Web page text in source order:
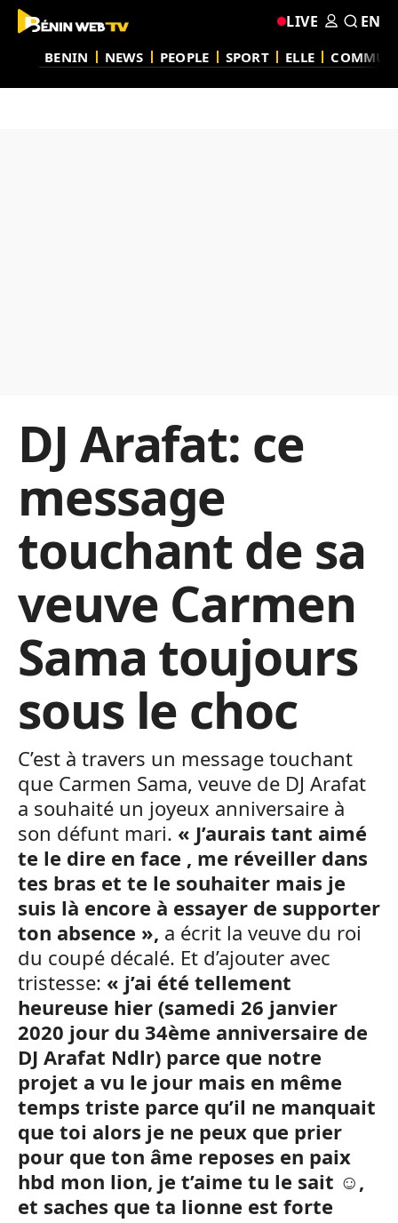
BENIN NEWS PEOPLE SPORT ELLE
LIVE EN
DJ Arafat: ce
message
touchant de sa
veuve Carmen
Sama toujours
sous le choc
C’est à travers un message touchant
que Carmen Sama, veuve de DJ Arafat
a souhaité un joyeux anniversaire à
son défunt mari. « J’aurais tant aimé
te le dire en face , me réveiller dans
tes bras et te le souhaiter mais je
suis là encore à essayer de supporter
ton absence », a écrit la veuve du roi
du coupé décalé. Et d’ajouter avec
tristesse: « j’ai été tellement
heureuse hier (samedi 26 janvier
2020 jour du 34ème anniversaire de
DJ Arafat Ndlr) parce que notre
projet a vu le jour mais en même
temps triste parce qu’il ne manquait
que toi alors je ne peux que prier
pour que ton âme reposes en paix
hbd mon lion, je t’aime tu le sait ☺️,
et saches que ta lionne est forte